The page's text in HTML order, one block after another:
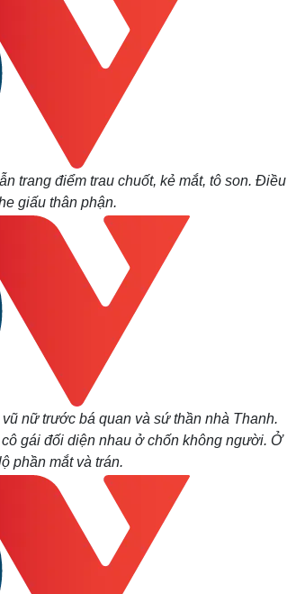
trang điểm trau chuốt, kẻ mắt, tô son. Điều
giấu thân phận.
nữ trước bá quan và sứ thần nhà Thanh.
gái đối diện nhau ở chốn không người. Ở
phần mắt và trán.